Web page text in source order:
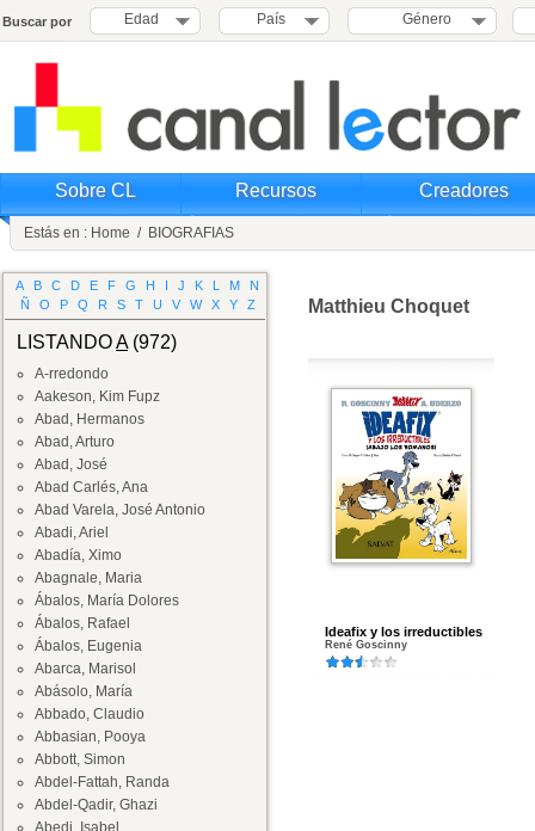
Buscar por Edad País Género
Sobre CL Recursos Creadores
Estás en : Home / BIOGRAFIAS
A B C D E F G H I J K L M
N
Ñ
O P Q R S T U V W X Y Z
LISTANDOA(972)
A-rredondo
Aakeson, Kim Fupz
Abad, Hermanos
Abad, Arturo
Abad, José
Abad Carlés, Ana
Abad Varela, José Antonio
Abadi, Ariel
Abadía, Ximo
Abagnale, Maria
Ábalos, María Dolores
Ábalos, Rafael
Ábalos, Eugenia
Abarca, Marisol
Abásolo, María
Abbado, Claudio
Abbasian, Pooya
Abbott, Simon
Abdel-Fattah, Randa
Abdel-Qadir, Ghazi
Abedi, Isabel
Matthieu Choquet
Ideafix y los irreductibles
René Goscinny